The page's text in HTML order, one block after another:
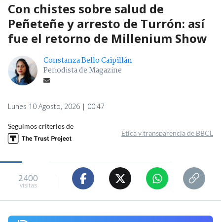
Con chistes sobre salud de
Peñeteñe y arresto de Turrón: así
fue el retorno de Millenium Show
Constanza Bello Caipillán
Periodista de Magazine
Lunes 10 Agosto, 2026 | 00:47
Seguimos criterios de
Ética y transparencia de BBCL
2400
visitas